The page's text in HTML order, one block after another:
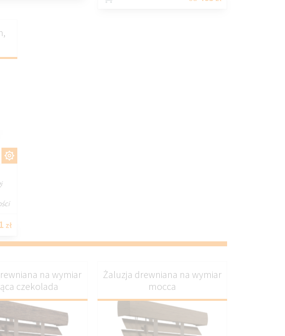
zł
na wymiar
czekolada
Żaluzja drewniana na wymiar
mocca